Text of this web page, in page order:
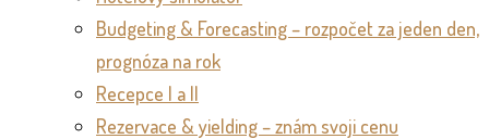
Budgeting & Forecasting – rozpočet za jeden den,
prognóza na rok
Recepce I a II
Rezervace & yielding – znám svoji cenu